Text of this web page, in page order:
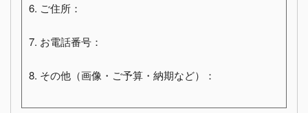
6. ご住所：
7. お電話番号：
8. その他（画像・ご予算・納期など）：